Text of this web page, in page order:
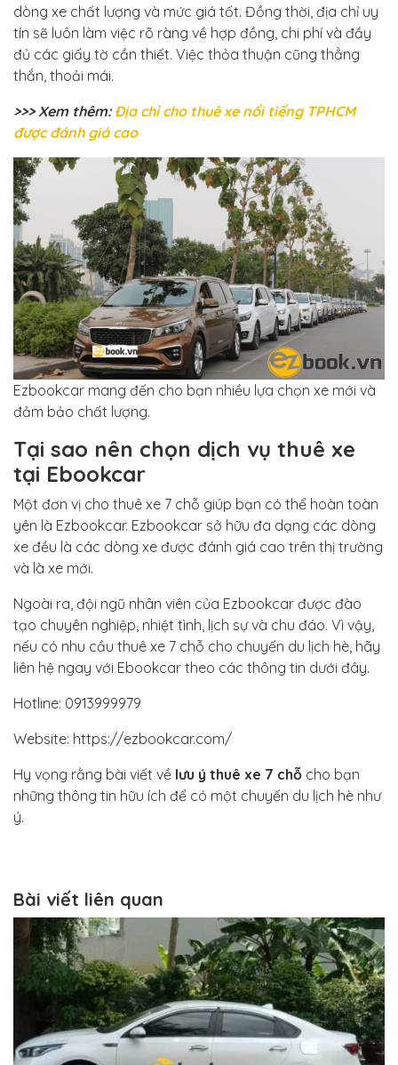
dòng xe chất lượng và mức giá tốt. Đồng thời, địa chỉ uy
tín sẽ luôn làm việc rõ ràng về hợp đồng, chi phí và đầy
đủ các giấy tờ cần thiết. Việc thỏa thuận cũng thẳng
thắn, thoải mái.
>>> Xem thêm: Địa chỉ cho thuê xe nổi tiếng TPHCM
được đánh giá cao
Ezbookcar mang đến cho bạn nhiều lựa chọn xe mới và
đảm bảo chất lượng.
Tại sao nên chọn dịch vụ thuê xe
tại Ebookcar
Một đơn vị cho thuê xe 7 chỗ giúp bạn có thể hoàn toàn
yên là Ezbookcar. Ezbookcar sở hữu đa dạng các dòng
xe đều là các dòng xe được đánh giá cao trên thị trường
và là xe mới.
Ngoài ra, đội ngũ nhân viên của Ezbookcar được đào
tạo chuyên nghiệp, nhiệt tình, lịch sự và chu đáo. Vì vậy,
nếu có nhu cầu thuê xe 7 chỗ cho chuyến du lịch hè, hãy
liên hệ ngay với Ebookcar theo các thông tin dưới đây.
Hotline: 0913999979
Website: https://ezbookcar.com/
Hy vọng rằng bài viết về lưu ý thuê xe 7 chỗ cho bạn
những thông tin hữu ích để có một chuyến du lịch hè như
ý.
Bài viết liên quan